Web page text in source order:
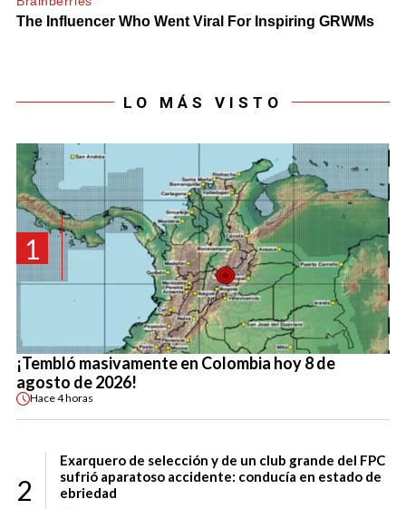
LO MÁS VISTO
1
¡Tembló masivamente en Colombia hoy 8 de
agosto de 2026!
Hace4 horas
2
Exarquero de selección y de un club grande del FPC
sufrió aparatoso accidente: conducía en estado de
ebriedad